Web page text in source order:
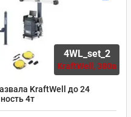
4WL_set_2
KraftWell,380в
KraftWell до 24
4т